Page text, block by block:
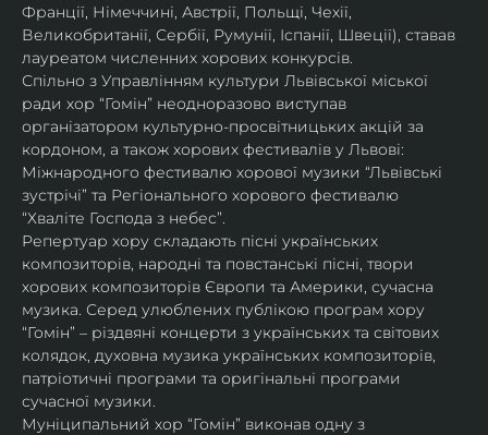
Франції, Німеччині, Австрії, Польщі, Чехії,
Великобританії, Сербії, Румунії, Іспанії, Швеції), ставав
лауреатом численних хорових конкурсів.
Спільно з Управлінням культури Львівської міської
ради хор “Гомін” неодноразово виступав
організатором культурно-просвітницьких акцій за
кордоном, а також хорових фестивалів у Львові:
Міжнародного фестивалю хорової музики “Львівські
зустрічі” та Регіонального хорового фестивалю
“Хваліте Господа з небес”.
Репертуар хору складають пісні українських
композиторів, народні та повстанські пісні, твори
хорових композиторів Європи та Америки, сучасна
музика. Серед улюблених публікою програм хору
“Гомін” – різдвяні концерти з українських та світових
колядок, духовна музика українських композиторів,
патріотичні програми та оригінальні програми
сучасної музики.
Муніципальний хор “Гомін” виконав одну з